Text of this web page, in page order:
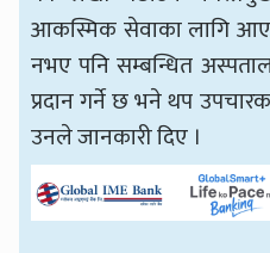
आकस्मिक सेवाका लागि
नभए पनि सम्बन्धित
प्रदान गर्ने छ भने थप
उनले जानकारी दिए ।